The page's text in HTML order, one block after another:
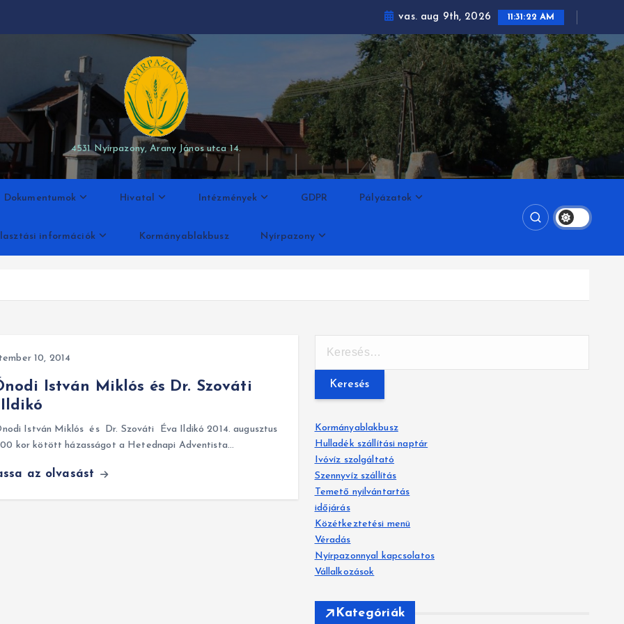
vas. aug 9th, 2026 11:31:23 AM
4531 Nyírpazony, Arany János utca 14.
Dokumentumok Hivatal Intézmények GDPR Pályázatok
információk Kormányablakbusz Nyírpazony
10, 2014
István Miklós és Dr. Szováti
István Miklós és Dr. Szováti Éva Ildikó 2014. augusztus
kor kötött házasságot a Hetednapi Adventista…
az olvasást
é
s
:
Kormányablakbusz
Hulladék szállítási naptár
Ivóvíz szolgáltató
Szennyvíz szállítás
Temető nyilvántartás
időjárás
Közétkeztetési menü
Véradás
Nyírpazonnyal kapcsolatos
Vállalkozások
Kategóriák